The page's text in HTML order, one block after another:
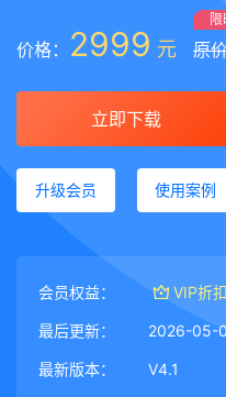
价格： 2999 元 原
立即下载
升级会员 使用案例
会员权益： VIP折扣
最后更新： 2026-05-
最新版本： V4.1